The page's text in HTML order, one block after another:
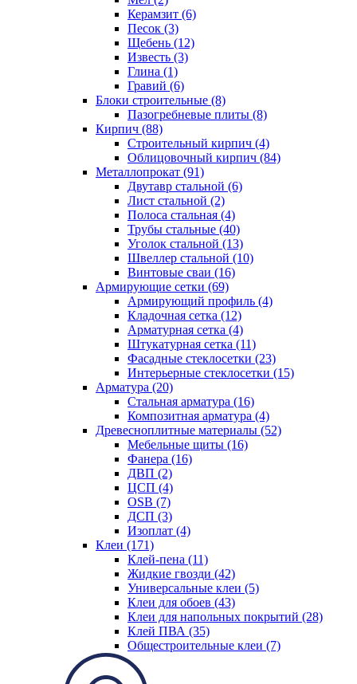
Керамзит (6)
Песок (3)
Щебень (12)
Известь (3)
Глина (1)
Гравий (6)
Блоки строительные (8)
Пазогребневые плиты (8)
Кирпич (88)
Строительный кирпич (4)
Облицовочный кирпич (84)
Металлопрокат (91)
Двутавр стальной (6)
Лист стальной (2)
Полоса стальная (4)
Трубы стальные (40)
Уголок стальной (13)
Швеллер стальной (10)
Винтовые сваи (16)
Армирующие сетки (69)
Армирующий профиль (4)
Кладочная сетка (12)
Арматурная сетка (4)
Штукатурная сетка (11)
Фасадные стеклосетки (23)
Интерьерные стеклосетки (15)
Арматура (20)
Стальная арматура (16)
Композитная арматура (4)
Древесноплитные материалы (52)
Мебельные щиты (16)
Фанера (16)
ДВП (2)
ЦСП (4)
OSB (7)
ДСП (3)
Изоплат (4)
Клеи (171)
Клей-пена (11)
Жидкие гвозди (42)
Универсальные клеи (5)
Клеи для обоев (43)
Клеи для напольных покрытий (28)
Клей ПВА (35)
Общестроительные клеи (7)